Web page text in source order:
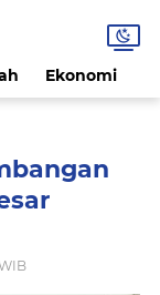
Ekonomi